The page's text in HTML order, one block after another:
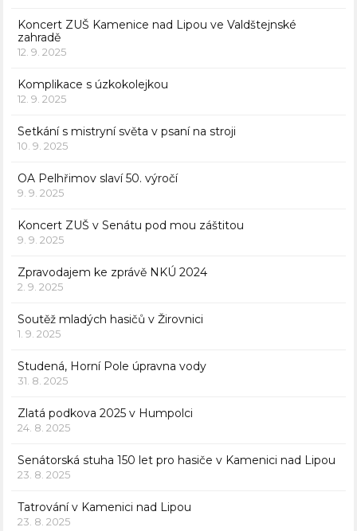
Koncert ZUŠ Kamenice nad Lipou ve Valdštejnské
zahradě
12. 9. 2025
Komplikace s úzkokolejkou
12. 9. 2025
Setkání s mistryní světa v psaní na stroji
10. 9. 2025
OA Pelhřimov slaví 50. výročí
9. 9. 2025
Koncert ZUŠ v Senátu pod mou záštitou
9. 9. 2025
Zpravodajem ke zprávě NKÚ 2024
2. 9. 2025
Soutěž mladých hasičů v Žirovnici
1. 9. 2025
Studená, Horní Pole úpravna vody
31. 8. 2025
Zlatá podkova 2025 v Humpolci
24. 8. 2025
Senátorská stuha 150 let pro hasiče v Kamenici nad Lipou
23. 8. 2025
Tatrování v Kamenici nad Lipou
23. 8. 2025